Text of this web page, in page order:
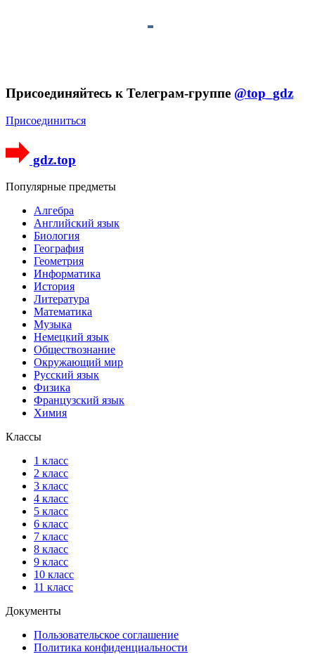
Присоединяйтесь к Телеграм-группе @top_gdz
Присоединиться
gdz.top
Популярные предметы
Алгебра
Английский язык
Биология
География
Геометрия
Информатика
История
Литература
Математика
Музыка
Немецкий язык
Обществознание
Окружающий мир
Русский язык
Физика
Французский язык
Химия
Классы
1 класс
2 класс
3 класс
4 класс
5 класс
6 класс
7 класс
8 класс
9 класс
10 класс
11 класс
Документы
Пользовательское соглашение
Политика конфиденциальности